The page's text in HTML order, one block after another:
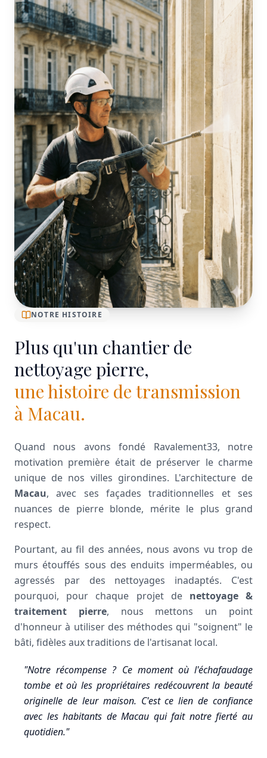
NOTRE HISTOIRE
Plus qu'un chantier de
nettoyage pierre,
une histoire de transmission
à Macau.
Quand nous avons fondé Ravalement33, notre
motivation première était de préserver le charme
unique de nos villes girondines. L'architecture de
Macau, avec ses façades traditionnelles et ses
nuances de pierre blonde, mérite le plus grand
respect.
Pourtant, au fil des années, nous avons vu trop de
murs étouffés sous des enduits imperméables, ou
agressés par des nettoyages inadaptés. C'est
pourquoi, pour chaque projet de nettoyage &
traitement pierre, nous mettons un point
d'honneur à utiliser des méthodes qui "soignent" le
bâti, fidèles aux traditions de l'artisanat local.
"Notre récompense ? Ce moment où l'échafaudage
tombe et où les propriétaires redécouvrent la beauté
originelle de leur maison. C'est ce lien de confiance
avec les habitants de Macau qui fait notre fierté au
quotidien."